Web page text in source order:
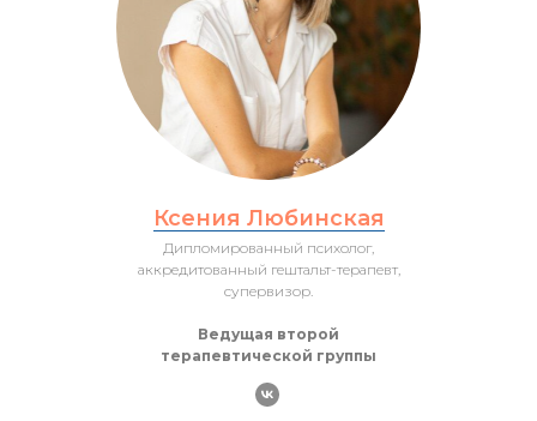
Ксения Любинская
Дипломированный психолог,
аккредитованный гештальт-терапевт,
супервизор.
Ведущая второй
терапевтической группы